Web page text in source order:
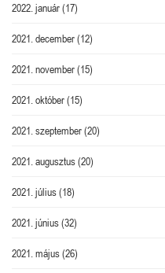
2022. január(17)
2021. december(12)
2021. november(15)
2021. október(15)
2021. szeptember(20)
2021. augusztus(20)
2021. július(18)
2021. június(32)
2021. május(26)